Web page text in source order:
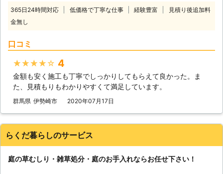
どうぞよろしくお願いいたします！
は、草刈りも決して楽な仕事ではあり
して見せます。 【雑草による被害】
雑草被害として最も多く言われるの
は、栄養分の奪取です。農作物や観葉
のは植物だけではありません。暗くじ
365日24時間対応 低価格で丁寧な仕事 経験豊富
見積り後追加料
金無し
口コミ
★★★★★ 4
金額も安く施工も丁寧でしっかりしてもらえて良かった。ま
た、見積もりもわかりやすくて満足しています。
群馬県 伊勢崎市 2020年07月17日
らくだ暮らしのサービス
庭の草むしり・雑草処分・庭のお手入れならお任せ下さい！